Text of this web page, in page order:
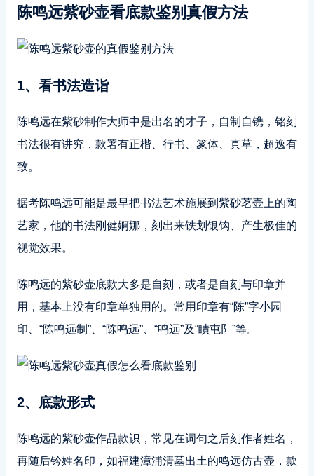
陈鸣远紫砂壶看底款鉴别真假方法
1、看书法造诣
陈鸣远在紫砂制作大师中是出名的才子，自制自镌，铭刻
书法很有讲究，款署有正楷、行书、篆体、真草，超逸有
致。
据考陈鸣远可能是最早把书法艺术施展到紫砂茗壶上的陶
艺家，他的书法刚健婀娜，刻出来铁划银钩、产生极佳的
视觉效果。
陈鸣远的紫砂壶底款大多是自刻，或者是自刻与印章并
用，基本上没有印章单独用的。常用印章有“陈”字小园
印、“陈鸣远制”、“陈鸣远”、“鸣远”及“瞔屯阝”等。
2、底款形式
陈鸣远的紫砂壶作品款识，常见在词句之后刻作者姓名，
再随后钤姓名印，如福建漳浦清墓出土的鸣远仿古壶，款